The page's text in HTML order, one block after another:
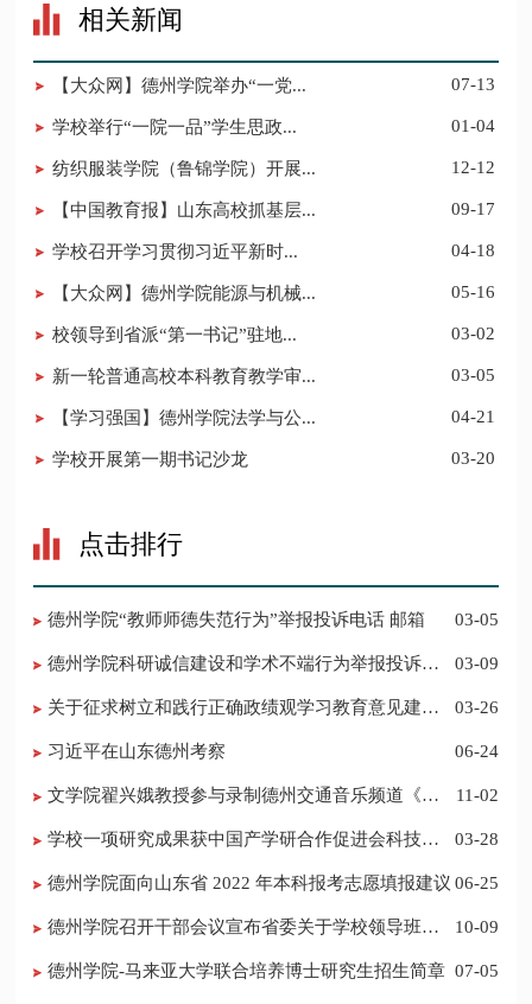
相关新闻
【大众网】德州学院举办“一党... 07-13
学校举行“一院一品”学生思政... 01-04
纺织服装学院（鲁锦学院）开展... 12-12
【中国教育报】山东高校抓基层... 09-17
​学校召开学习贯彻习近平新时... 04-18
【大众网】德州学院能源与机械... 05-16
校领导到省派“第一书记”驻地... 03-02
新一轮普通高校本科教育教学审... 03-05
【学习强国】德州学院法学与公... 04-21
学校开展第一期书记沙龙 03-20
点击排行
德州学院“教师师德失范行为”举报投诉电话 邮箱 03-05
德州学院科研诚信建设和学术不端行为举报投诉电
03-09
03-26
习近平在山东德州考察 06-24
​文学院翟兴娥教授参与录制德州交通音乐频道《科
11-02
学校一项研究成果获中国产学研合作促进会科技创
03-28
德州学院面向山东省 2022 年本科报考志愿填报建议 06-25
​德州学院召开干部会议宣布省委关于学校领导班子
10-09
德州学院-马来亚大学联合培养博士研究生招生简章 07-05